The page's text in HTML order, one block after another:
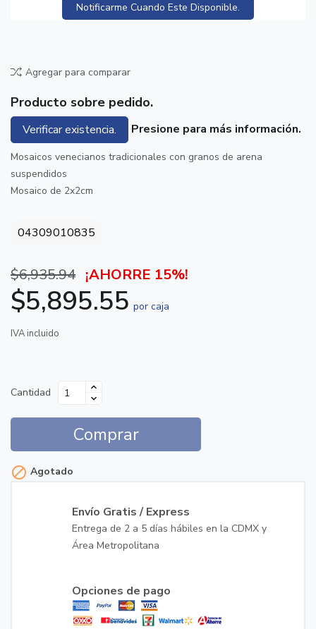
Notificarme Cuando Este Disponible.
Agregar para comparar
Producto sobre pedido.
Verificar existencia. Presione para más información.
Mosaicos venecianos tradicionales con granos de arena
suspendidos
Mosaico de 2x2cm
04309010835
$6,935.94 ¡AHORRE 15%!
$5,895.55 por caja
IVA incluido
Cantidad
Comprar
 Agotado
Envío Gratis / Express
Entrega de 2 a 5 días hábiles en la CDMX y
Área Metropolitana
Opciones de pago